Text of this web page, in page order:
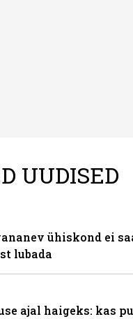
UUDISED
ühiskond ei
lubada
ajal haigeks: kas